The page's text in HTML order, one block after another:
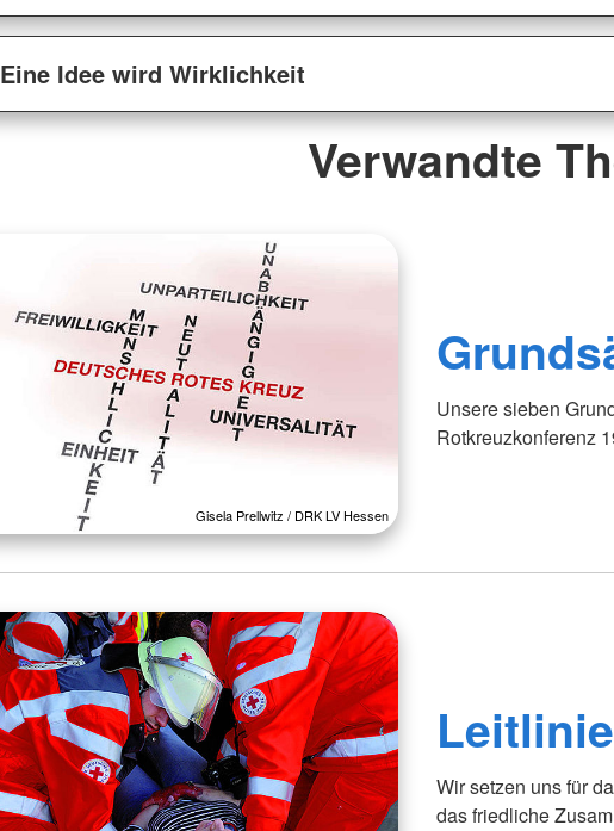
Eine Idee wird Wirklichkeit
Verwandte
Gisela Prellwitz / DRK LV Hessen
Unsere sieben
Rotkreuzkonferenz
Wir setzen uns für
das friedliche